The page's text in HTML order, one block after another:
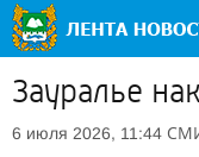
Зауралье
6 июля 2026, 11:44